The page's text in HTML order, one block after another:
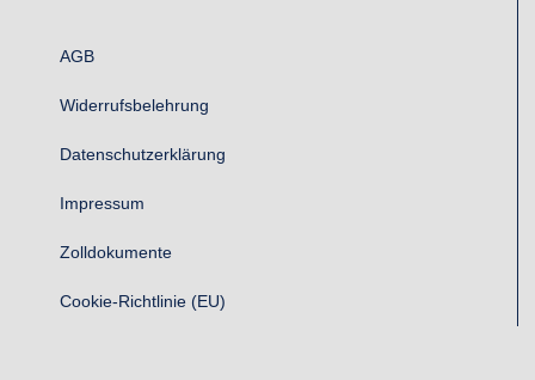
AGB
Widerrufsbelehrung
Datenschutzerklärung
Impressum
Zolldokumente
Cookie-Richtlinie (EU)